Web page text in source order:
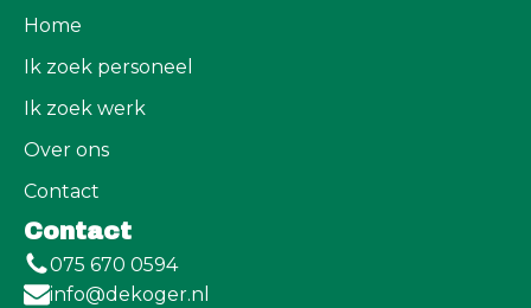
Home
Ik zoek personeel
Ik zoek werk
Over ons
Contact
Contact
075 670 0594
info@dekoger.nl